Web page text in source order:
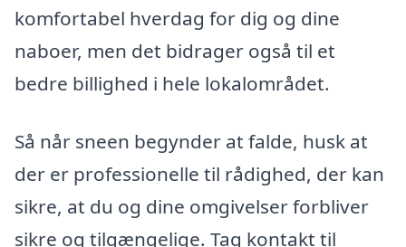
komfortabel hverdag for dig og dine
naboer, men det bidrager også til et
bedre billighed i hele lokalområdet.
Så når sneen begynder at falde, husk at
der er professionelle til rådighed, der kan
sikre, at du og dine omgivelser forbliver
sikre og tilgængelige. Tag kontakt til